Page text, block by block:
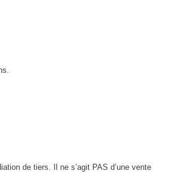
de tiers. Il ne s’agit PAS d’une vente